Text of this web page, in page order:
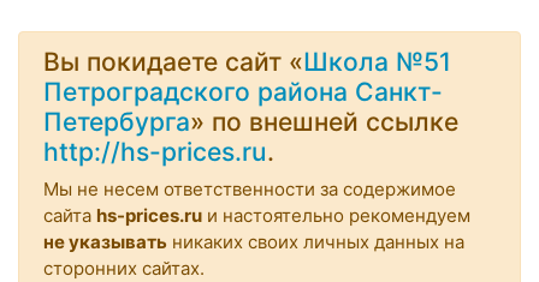
Вы покидаете сайт «Школа №51
Петроградского района Санкт-
Петербурга» по внешней ссылке
http://hs-prices.ru.
Мы не несем ответственности за содержимое
сайта hs-prices.ru и настоятельно рекомендуем
не указывать никаких своих личных данных на
сторонних сайтах.